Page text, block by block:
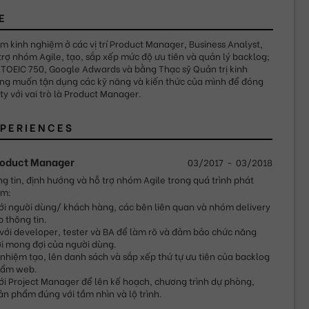
kinh nghiệm ở các vị trí Product Manager, Business Analyst,
nhóm Agile, tạo, sắp xếp mức độ ưu tiên và quản lý backlog;
750, Google Adwards và bằng Thạc sỹ Quản trị kinh
muốn tận dụng các kỹ năng và kiến thức của mình để đóng
với vai trò là Product Manager.
Manager 03/2017 - 03/2018
tin, định hướng và hỗ trợ nhóm Agile trong quá trình phát
người dùng/ khách hàng, các bên liên quan và nhóm delivery
thông tin.
developer, tester và BA để làm rõ và đảm bảo chức năng
mong đợi của người dùng.
tạo, lên danh sách và sắp xếp thứ tự ưu tiên của backlog
web.
Project Manager để lên kế hoạch, chương trình dự phòng,
phẩm đúng với tầm nhìn và lộ trình.